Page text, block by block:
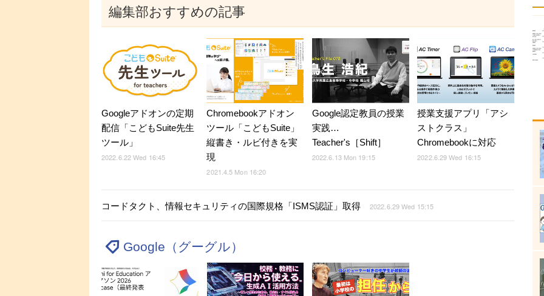
編集部おすすめの記事
Googleアドオンの定期
配信「こどもSuite先生
ツール」
2022.6.22 Wed 16:45
Chromebookアドオン
ツール「こどもSuite」
縦書き・ルビ付きを実
現
2021.4.5 Mon 16:20
Google認定教員の授業
実践…
Teacher's［Shift］
2022.6.13 Mon 19:15
授業支援アプリ「アシ
ストクラス」
Chromebookに対応
2022.6.29 Wed 16:15
コードタクト、情報セキュリティの国際規格「ISMS認証」取得 2022.6.29 Wed 15:15
Google（グーグル）